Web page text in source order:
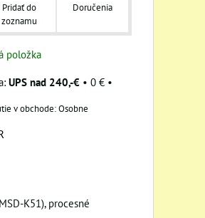
Pridať do
zoznamu
Doručenia
položka
UPS nad 240,-€ • 0 € •
Osobne
K51), procesné